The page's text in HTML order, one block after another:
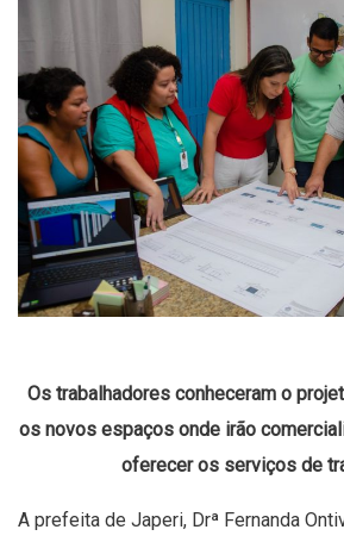
Os trabalhadores conheceram o
os novos espaços onde irão
oferecer os serviços de
A prefeita de Japeri, Drª Fernanda